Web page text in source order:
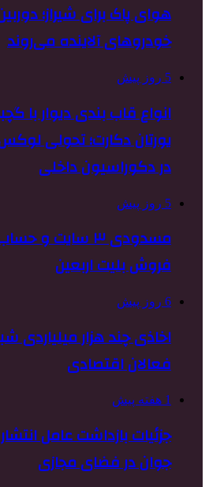
هوای پاک برای شیراز؛
خودروهای آلاینده می‌روند
5 روز پیش
انواع قاب بندی دیوار با
یورتان دکارت؛ تحولی
در دکوراسیون داخلی
5 روز پیش
مسدودی ۳ سایت
فروش بلیت اربعین
6 روز پیش
اخاذی چند هزار میلیاردی
فعالان اقتصادی
1 هفته پیش
جزئیات بازداشت عامل
جوان در فضای مجازی